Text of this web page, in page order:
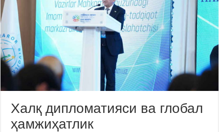
Халқ дипломатияси ва глобал
ҳамжиҳатлик